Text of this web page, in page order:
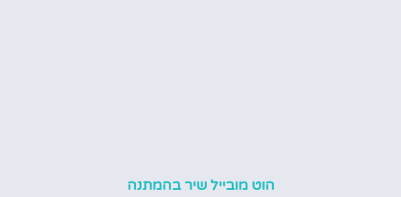
הוט מובייל שיר בהמתנה